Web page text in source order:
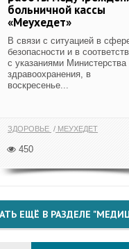
больничной кассы
«Меухедет»
В связи с ситуацией в
безопасности и в
с указаниями Министерства
здравоохранения, в
воскресенье...
ЗДОРОВЬЕ МЕУХЕДЕТ
450
ЕЩЁ В РАЗДЕЛЕ